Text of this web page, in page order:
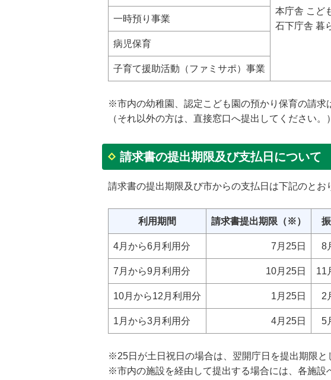
本庁舎 こど
石下庁舎 暮
一時預り事業
病児保育
子育て援助活動（ファミサポ）事業
※市内の幼稚園、認定こども園の預かり保育の請求
（それ以外の方は、直接窓口へ提出してください。）
請求書の提出期限及び支払日について
請求書の提出期限及び市からの支払日は下記のとお
利用期間 請求書提出期限（※）
4月から6月利用分 7月25日 8
7月から9月利用分 10月25日 11
10月から12月利用分 1月25日 2
1月から3月利用分 4月25日 5
※25日が土日祝日の場合は、翌開庁日を提出期限と
※市内の施設を経由して提出する場合には、各施設